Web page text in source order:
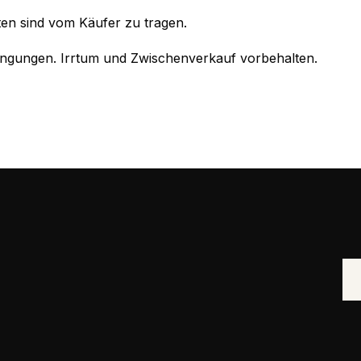
sind vom Käufer zu tragen.
Irrtum und Zwischenverkauf vorbehalten.